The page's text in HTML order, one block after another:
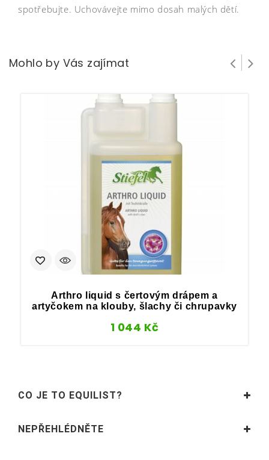
spotřebujte. Uchovávejte mimo dosah malých dětí.
Mohlo by Vás zajímat
Arthro liquid s čertovým drápem a
artyčokem na klouby, šlachy či chrupavky
1 044 Kč
CO JE TO EQUILIST?
NEPŘEHLÉDNĚTE